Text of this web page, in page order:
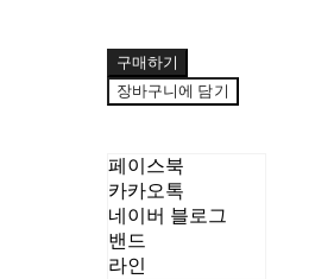
구매하기
장바구니에 담기
페이스북
카카오톡
네이버 블로그
밴드
라인